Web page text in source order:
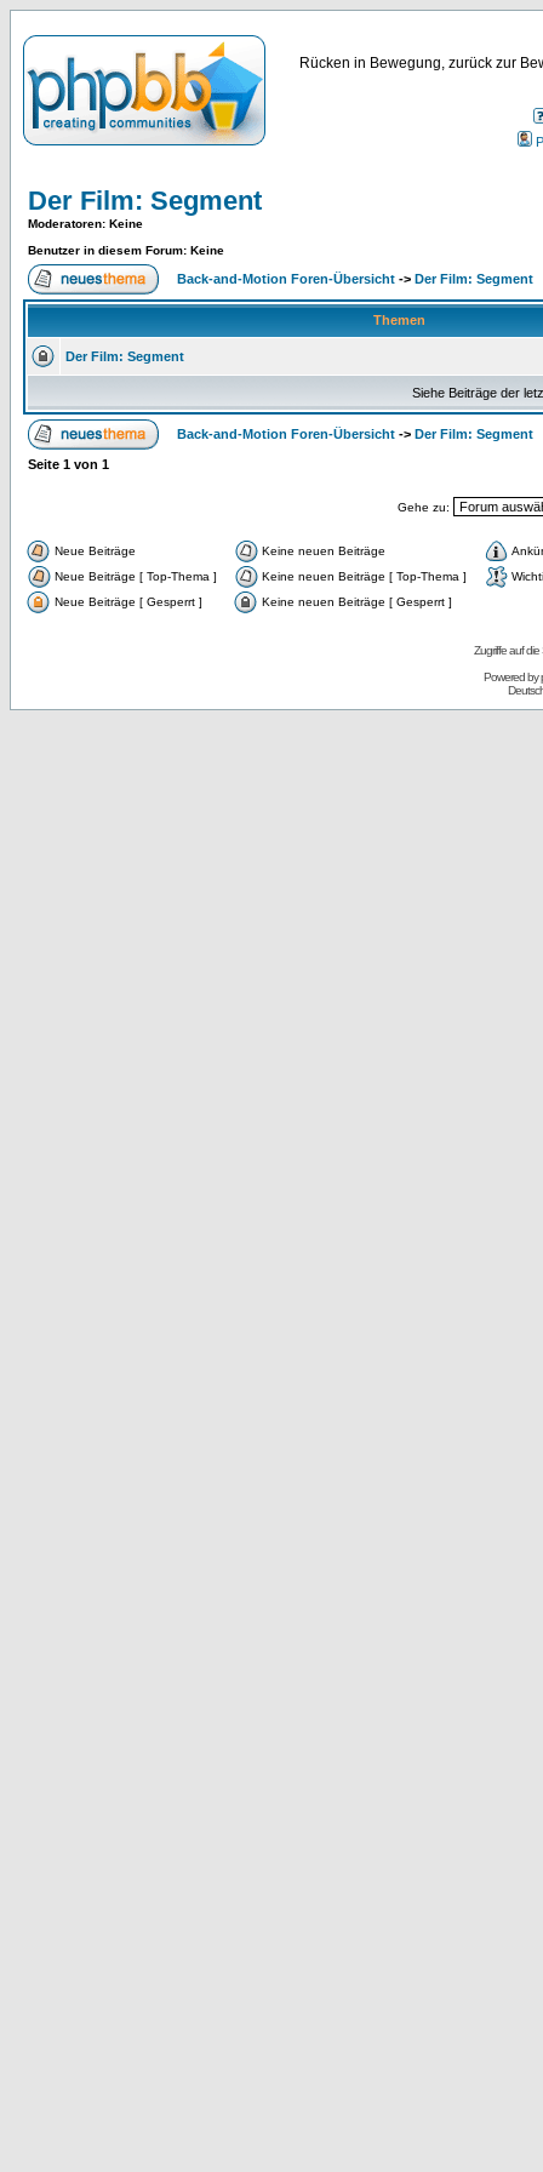
Rücken in Bewegung, zurück zur
Der Film: Segment
Moderatoren: Keine
Benutzer in diesem Forum: Keine
Back-and-Motion Foren-Übersicht -> Der Film: Segment
Themen
Der Film: Segment
Siehe Beiträge der
Back-and-Motion Foren-Übersicht -> Der Film: Segment
Seite 1 von 1
Gehe zu:
Neue Beiträge Keine neuen Beiträge
Neue Beiträge [ Top-Thema ]
Keine neuen Beiträge [ Top-Thema ]
Neue Beiträge [ Gesperrt ]
Keine neuen Beiträge [ Gesperrt ]
Zugriffe auf
Powered by